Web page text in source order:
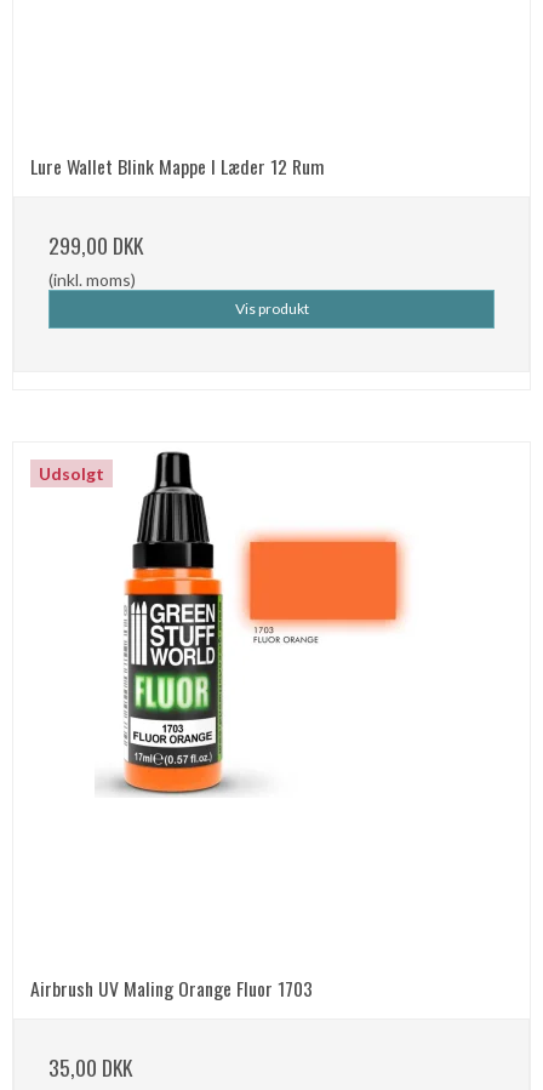
Lure Wallet Blink Mappe I Læder 12 Rum
299,00 DKK
(inkl. moms)
Vis produkt
Udsolgt
Airbrush UV Maling Orange Fluor 1703
35,00 DKK